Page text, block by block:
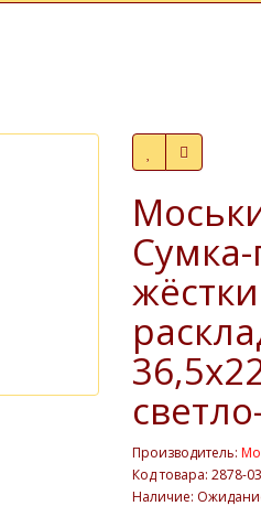
Производитель:
Код товара: 2878-03
Наличие: